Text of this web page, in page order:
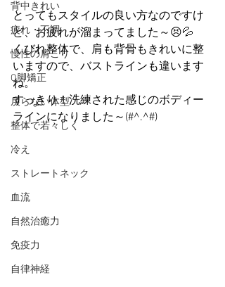
背中きれい
疲れ・不調
慢性の肩こり
O脚矯正
戻らない体型
整体で若々しく
冷え
ストレートネック
血流
自然治癒力
免疫力
自律神経
とってもスタイルの良い方なのですけ
ど、お疲れが溜まってました～😣💦
くびれ整体で、肩も背骨もきれいに整
いますので、バストラインも違います
ね。
すっきり！洗練された感じのボディー
ラインになりました～(#^.^#)